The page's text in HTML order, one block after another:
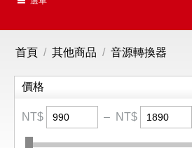
首頁 / 其他商品 / 音源轉換器
價格
NT$ – NT$